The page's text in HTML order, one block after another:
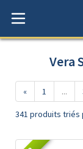
Vera
« 1 ...
341 produits triés